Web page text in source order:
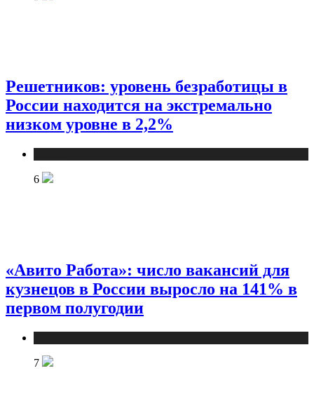
Решетников: уровень безработицы в
России находится на экстремально
низком уровне в 2,2%
6
«Авито Работа»: число вакансий для
кузнецов в России выросло на 141% в
первом полугодии
7